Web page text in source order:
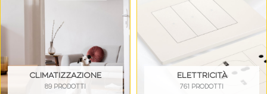
CLIMATIZZAZIONE
89 PRODOTTI
ELETTRICITÀ
761 PRODOTTI